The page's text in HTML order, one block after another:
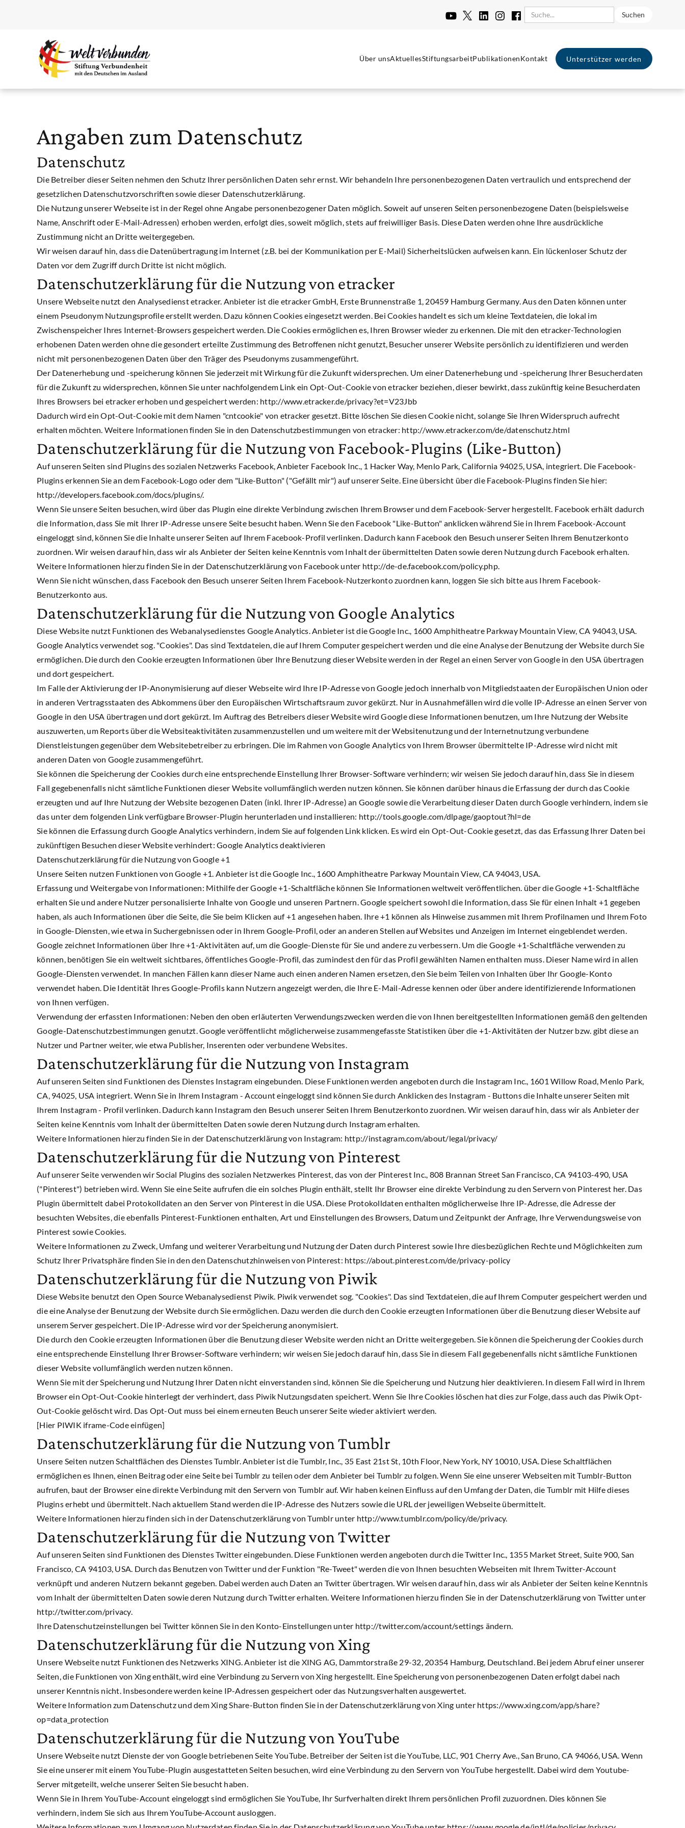
Über unsAktuellesStiftungsarbeitPublikationenKontakt Unterstützer werden
Angaben zum Datenschutz
Datenschutz
Die Betreiber dieser Seiten nehmen den Schutz Ihrer persönlichen Daten sehr ernst. Wir behandeln Ihre personenbezogenen Daten vertraulich und entsprechend der
gesetzlichen Datenschutzvorschriften sowie dieser Datenschutzerklärung.
Die Nutzung unserer Webseite ist in der Regel ohne Angabe personenbezogener Daten möglich. Soweit auf unseren Seiten personenbezogene Daten (beispielsweise
Name, Anschrift oder E-Mail-Adressen) erhoben werden, erfolgt dies, soweit möglich, stets auf freiwilliger Basis. Diese Daten werden ohne Ihre ausdrückliche
Zustimmung nicht an Dritte weitergegeben.
Wir weisen darauf hin, dass die Datenübertragung im Internet (z.B. bei der Kommunikation per E-Mail) Sicherheitslücken aufweisen kann. Ein lückenloser Schutz der
Daten vor dem Zugriff durch Dritte ist nicht möglich.
Datenschutzerklärung für die Nutzung von etracker
Unsere Webseite nutzt den Analysedienst etracker. Anbieter ist die etracker GmbH, Erste Brunnenstraße 1, 20459 Hamburg Germany. Aus den Daten können unter
einem Pseudonym Nutzungsprofile erstellt werden. Dazu können Cookies eingesetzt werden. Bei Cookies handelt es sich um kleine Textdateien, die lokal im
Zwischenspeicher Ihres Internet-Browsers gespeichert werden. Die Cookies ermöglichen es, Ihren Browser wieder zu erkennen. Die mit den etracker-Technologien
erhobenen Daten werden ohne die gesondert erteilte Zustimmung des Betroffenen nicht genutzt, Besucher unserer Website persönlich zu identifizieren und werden
nicht mit personenbezogenen Daten über den Träger des Pseudonyms zusammengeführt.
Der Datenerhebung und -speicherung können Sie jederzeit mit Wirkung für die Zukunft widersprechen. Um einer Datenerhebung und -speicherung Ihrer Besucherdaten
für die Zukunft zu widersprechen, können Sie unter nachfolgendem Link ein Opt-Out-Cookie von etracker beziehen, dieser bewirkt, dass zukünftig keine Besucherdaten
Ihres Browsers bei etracker erhoben und gespeichert werden: http://www.etracker.de/privacy?et=V23Jbb
Dadurch wird ein Opt-Out-Cookie mit dem Namen "cntcookie" von etracker gesetzt. Bitte löschen Sie diesen Cookie nicht, solange Sie Ihren Widerspruch aufrecht
erhalten möchten. Weitere Informationen finden Sie in den Datenschutzbestimmungen von etracker: http://www.etracker.com/de/datenschutz.html
Datenschutzerklärung für die Nutzung von Facebook-Plugins (Like-Button)
Auf unseren Seiten sind Plugins des sozialen Netzwerks Facebook, Anbieter Facebook Inc., 1 Hacker Way, Menlo Park, California 94025, USA, integriert. Die Facebook-
Plugins erkennen Sie an dem Facebook-Logo oder dem "Like-Button" ("Gefällt mir") auf unserer Seite. Eine übersicht über die Facebook-Plugins finden Sie hier:
http://developers.facebook.com/docs/plugins/.
Wenn Sie unsere Seiten besuchen, wird über das Plugin eine direkte Verbindung zwischen Ihrem Browser und dem Facebook-Server hergestellt. Facebook erhält dadurch
die Information, dass Sie mit Ihrer IP-Adresse unsere Seite besucht haben. Wenn Sie den Facebook "Like-Button" anklicken während Sie in Ihrem Facebook-Account
eingeloggt sind, können Sie die Inhalte unserer Seiten auf Ihrem Facebook-Profil verlinken. Dadurch kann Facebook den Besuch unserer Seiten Ihrem Benutzerkonto
zuordnen. Wir weisen darauf hin, dass wir als Anbieter der Seiten keine Kenntnis vom Inhalt der übermittelten Daten sowie deren Nutzung durch Facebook erhalten.
Weitere Informationen hierzu finden Sie in der Datenschutzerklärung von Facebook unter http://de-de.facebook.com/policy.php.
Wenn Sie nicht wünschen, dass Facebook den Besuch unserer Seiten Ihrem Facebook-Nutzerkonto zuordnen kann, loggen Sie sich bitte aus Ihrem Facebook-
Benutzerkonto aus.
Datenschutzerklärung für die Nutzung von Google Analytics
Diese Website nutzt Funktionen des Webanalysedienstes Google Analytics. Anbieter ist die Google Inc., 1600 Amphitheatre Parkway Mountain View, CA 94043, USA.
Google Analytics verwendet sog. "Cookies". Das sind Textdateien, die auf Ihrem Computer gespeichert werden und die eine Analyse der Benutzung der Website durch Sie
ermöglichen. Die durch den Cookie erzeugten Informationen über Ihre Benutzung dieser Website werden in der Regel an einen Server von Google in den USA übertragen
und dort gespeichert.
Im Falle der Aktivierung der IP-Anonymisierung auf dieser Webseite wird Ihre IP-Adresse von Google jedoch innerhalb von Mitgliedstaaten der Europäischen Union oder
in anderen Vertragsstaaten des Abkommens über den Europäischen Wirtschaftsraum zuvor gekürzt. Nur in Ausnahmefällen wird die volle IP-Adresse an einen Server von
Google in den USA übertragen und dort gekürzt. Im Auftrag des Betreibers dieser Website wird Google diese Informationen benutzen, um Ihre Nutzung der Website
auszuwerten, um Reports über die Websiteaktivitäten zusammenzustellen und um weitere mit der Websitenutzung und der Internetnutzung verbundene
Dienstleistungen gegenüber dem Websitebetreiber zu erbringen. Die im Rahmen von Google Analytics von Ihrem Browser übermittelte IP-Adresse wird nicht mit
anderen Daten von Google zusammengeführt.
Sie können die Speicherung der Cookies durch eine entsprechende Einstellung Ihrer Browser-Software verhindern; wir weisen Sie jedoch darauf hin, dass Sie in diesem
Fall gegebenenfalls nicht sämtliche Funktionen dieser Website vollumfänglich werden nutzen können. Sie können darüber hinaus die Erfassung der durch das Cookie
erzeugten und auf Ihre Nutzung der Website bezogenen Daten (inkl. Ihrer IP-Adresse) an Google sowie die Verarbeitung dieser Daten durch Google verhindern, indem sie
das unter dem folgenden Link verfügbare Browser-Plugin herunterladen und installieren: http://tools.google.com/dlpage/gaoptout?hl=de
Sie können die Erfassung durch Google Analytics verhindern, indem Sie auf folgenden Link klicken. Es wird ein Opt-Out-Cookie gesetzt, das das Erfassung Ihrer Daten bei
zukünftigen Besuchen dieser Website verhindert: Google Analytics deaktivieren
Datenschutzerklärung für die Nutzung von Google +1
Unsere Seiten nutzen Funktionen von Google +1. Anbieter ist die Google Inc., 1600 Amphitheatre Parkway Mountain View, CA 94043, USA.
Erfassung und Weitergabe von Informationen: Mithilfe der Google +1-Schaltfläche können Sie Informationen weltweit veröffentlichen. über die Google +1-Schaltfläche
erhalten Sie und andere Nutzer personalisierte Inhalte von Google und unseren Partnern. Google speichert sowohl die Information, dass Sie für einen Inhalt +1 gegeben
haben, als auch Informationen über die Seite, die Sie beim Klicken auf +1 angesehen haben. Ihre +1 können als Hinweise zusammen mit Ihrem Profilnamen und Ihrem Foto
in Google-Diensten, wie etwa in Suchergebnissen oder in Ihrem Google-Profil, oder an anderen Stellen auf Websites und Anzeigen im Internet eingeblendet werden.
Google zeichnet Informationen über Ihre +1-Aktivitäten auf, um die Google-Dienste für Sie und andere zu verbessern. Um die Google +1-Schaltfläche verwenden zu
können, benötigen Sie ein weltweit sichtbares, öffentliches Google-Profil, das zumindest den für das Profil gewählten Namen enthalten muss. Dieser Name wird in allen
Google-Diensten verwendet. In manchen Fällen kann dieser Name auch einen anderen Namen ersetzen, den Sie beim Teilen von Inhalten über Ihr Google-Konto
verwendet haben. Die Identität Ihres Google-Profils kann Nutzern angezeigt werden, die Ihre E-Mail-Adresse kennen oder über andere identifizierende Informationen
von Ihnen verfügen.
Verwendung der erfassten Informationen: Neben den oben erläuterten Verwendungszwecken werden die von Ihnen bereitgestellten Informationen gemäß den geltenden
Google-Datenschutzbestimmungen genutzt. Google veröffentlicht möglicherweise zusammengefasste Statistiken über die +1-Aktivitäten der Nutzer bzw. gibt diese an
Nutzer und Partner weiter, wie etwa Publisher, Inserenten oder verbundene Websites.
Datenschutzerklärung für die Nutzung von Instagram
Auf unseren Seiten sind Funktionen des Dienstes Instagram eingebunden. Diese Funktionen werden angeboten durch die Instagram Inc., 1601 Willow Road, Menlo Park,
CA, 94025, USA integriert. Wenn Sie in Ihrem Instagram - Account eingeloggt sind können Sie durch Anklicken des Instagram - Buttons die Inhalte unserer Seiten mit
Ihrem Instagram - Profil verlinken. Dadurch kann Instagram den Besuch unserer Seiten Ihrem Benutzerkonto zuordnen. Wir weisen darauf hin, dass wir als Anbieter der
Seiten keine Kenntnis vom Inhalt der übermittelten Daten sowie deren Nutzung durch Instagram erhalten.
Weitere Informationen hierzu finden Sie in der Datenschutzerklärung von Instagram: http://instagram.com/about/legal/privacy/
Datenschutzerklärung für die Nutzung von Pinterest
Auf unserer Seite verwenden wir Social Plugins des sozialen Netzwerkes Pinterest, das von der Pinterest Inc., 808 Brannan Street San Francisco, CA 94103-490, USA
("Pinterest") betrieben wird. Wenn Sie eine Seite aufrufen die ein solches Plugin enthält, stellt Ihr Browser eine direkte Verbindung zu den Servern von Pinterest her. Das
Plugin übermittelt dabei Protokolldaten an den Server von Pinterest in die USA. Diese Protokolldaten enthalten möglicherweise Ihre IP-Adresse, die Adresse der
besuchten Websites, die ebenfalls Pinterest-Funktionen enthalten, Art und Einstellungen des Browsers, Datum und Zeitpunkt der Anfrage, Ihre Verwendungsweise von
Pinterest sowie Cookies.
Weitere Informationen zu Zweck, Umfang und weiterer Verarbeitung und Nutzung der Daten durch Pinterest sowie Ihre diesbezüglichen Rechte und Möglichkeiten zum
Schutz Ihrer Privatsphäre finden Sie in den den Datenschutzhinweisen von Pinterest: https://about.pinterest.com/de/privacy-policy
Datenschutzerklärung für die Nutzung von Piwik
Diese Website benutzt den Open Source Webanalysedienst Piwik. Piwik verwendet sog. "Cookies". Das sind Textdateien, die auf Ihrem Computer gespeichert werden und
die eine Analyse der Benutzung der Website durch Sie ermöglichen. Dazu werden die durch den Cookie erzeugten Informationen über die Benutzung dieser Website auf
unserem Server gespeichert. Die IP-Adresse wird vor der Speicherung anonymisiert.
Die durch den Cookie erzeugten Informationen über die Benutzung dieser Website werden nicht an Dritte weitergegeben. Sie können die Speicherung der Cookies durch
eine entsprechende Einstellung Ihrer Browser-Software verhindern; wir weisen Sie jedoch darauf hin, dass Sie in diesem Fall gegebenenfalls nicht sämtliche Funktionen
dieser Website vollumfänglich werden nutzen können.
Wenn Sie mit der Speicherung und Nutzung Ihrer Daten nicht einverstanden sind, können Sie die Speicherung und Nutzung hier deaktivieren. In diesem Fall wird in Ihrem
Browser ein Opt-Out-Cookie hinterlegt der verhindert, dass Piwik Nutzungsdaten speichert. Wenn Sie Ihre Cookies löschen hat dies zur Folge, dass auch das Piwik Opt-
Out-Cookie gelöscht wird. Das Opt-Out muss bei einem erneuten Beuch unserer Seite wieder aktiviert werden.
[Hier PIWIK iframe-Code einfügen]
Datenschutzerklärung für die Nutzung von Tumblr
Unsere Seiten nutzen Schaltflächen des Dienstes Tumblr. Anbieter ist die Tumblr, Inc., 35 East 21st St, 10th Floor, New York, NY 10010, USA. Diese Schaltflächen
ermöglichen es Ihnen, einen Beitrag oder eine Seite bei Tumblr zu teilen oder dem Anbieter bei Tumblr zu folgen. Wenn Sie eine unserer Webseiten mit Tumblr-Button
aufrufen, baut der Browser eine direkte Verbindung mit den Servern von Tumblr auf. Wir haben keinen Einfluss auf den Umfang der Daten, die Tumblr mit Hilfe dieses
Plugins erhebt und übermittelt. Nach aktuellem Stand werden die IP-Adresse des Nutzers sowie die URL der jeweiligen Webseite übermittelt.
Weitere Informationen hierzu finden sich in der Datenschutzerklärung von Tumblr unter http://www.tumblr.com/policy/de/privacy.
Datenschutzerklärung für die Nutzung von Twitter
Auf unseren Seiten sind Funktionen des Dienstes Twitter eingebunden. Diese Funktionen werden angeboten durch die Twitter Inc., 1355 Market Street, Suite 900, San
Francisco, CA 94103, USA. Durch das Benutzen von Twitter und der Funktion "Re-Tweet" werden die von Ihnen besuchten Webseiten mit Ihrem Twitter-Account
verknüpft und anderen Nutzern bekannt gegeben. Dabei werden auch Daten an Twitter übertragen. Wir weisen darauf hin, dass wir als Anbieter der Seiten keine Kenntnis
vom Inhalt der übermittelten Daten sowie deren Nutzung durch Twitter erhalten. Weitere Informationen hierzu finden Sie in der Datenschutzerklärung von Twitter unter
http://twitter.com/privacy.
Ihre Datenschutzeinstellungen bei Twitter können Sie in den Konto-Einstellungen unter http://twitter.com/account/settings ändern.
Datenschutzerklärung für die Nutzung von Xing
Unsere Webseite nutzt Funktionen des Netzwerks XING. Anbieter ist die XING AG, Dammtorstraße 29-32, 20354 Hamburg, Deutschland. Bei jedem Abruf einer unserer
Seiten, die Funktionen von Xing enthält, wird eine Verbindung zu Servern von Xing hergestellt. Eine Speicherung von personenbezogenen Daten erfolgt dabei nach
unserer Kenntnis nicht. Insbesondere werden keine IP-Adressen gespeichert oder das Nutzungsverhalten ausgewertet.
Weitere Information zum Datenschutz und dem Xing Share-Button finden Sie in der Datenschutzerklärung von Xing unter https://www.xing.com/app/share?
op=data_protection
Datenschutzerklärung für die Nutzung von YouTube
Unsere Webseite nutzt Dienste der von Google betriebenen Seite YouTube. Betreiber der Seiten ist die YouTube, LLC, 901 Cherry Ave., San Bruno, CA 94066, USA. Wenn
Sie eine unserer mit einem YouTube-Plugin ausgestatteten Seiten besuchen, wird eine Verbindung zu den Servern von YouTube hergestellt. Dabei wird dem Youtube-
Server mitgeteilt, welche unserer Seiten Sie besucht haben.
Wenn Sie in Ihrem YouTube-Account eingeloggt sind ermöglichen Sie YouTube, Ihr Surfverhalten direkt Ihrem persönlichen Profil zuzuordnen. Dies können Sie
verhindern, indem Sie sich aus Ihrem YouTube-Account ausloggen.